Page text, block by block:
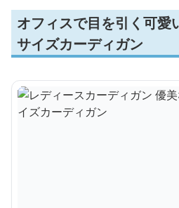
オフィスで目を引く可愛
サイズカーディガン